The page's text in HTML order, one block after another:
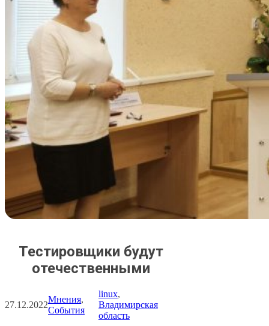
Тестировщики будут
отечественными
27.12.2022
Мнения
События
linux
Владимирская
область